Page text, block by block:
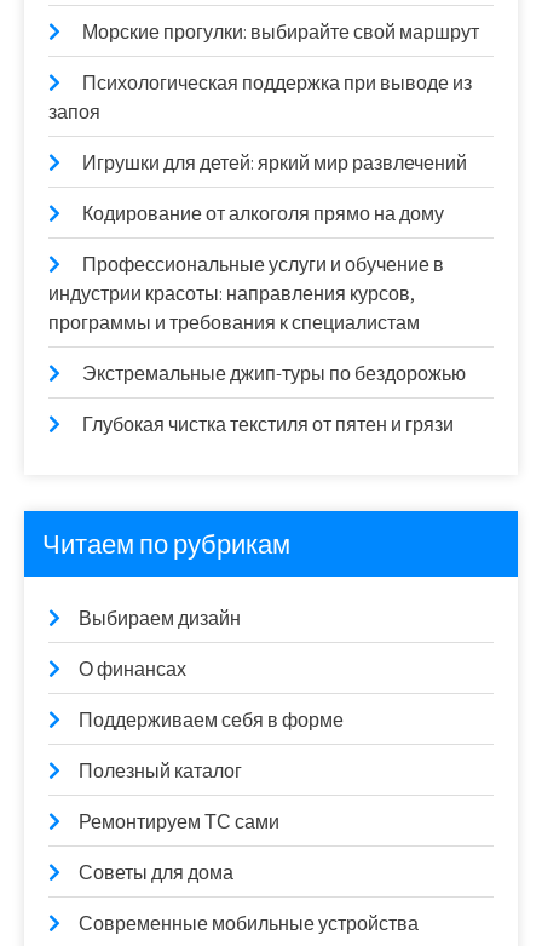
Морские прогулки: выбирайте свой маршрут
Психологическая поддержка при выводе из
запоя
Игрушки для детей: яркий мир развлечений
Кодирование от алкоголя прямо на дому
Профессиональные услуги и обучение в
индустрии красоты: направления курсов,
программы и требования к специалистам
Экстремальные джип-туры по бездорожью
Глубокая чистка текстиля от пятен и грязи
Читаем по рубрикам
Выбираем дизайн
О финансах
Поддерживаем себя в форме
Полезный каталог
Ремонтируем ТС сами
Советы для дома
Современные мобильные устройства